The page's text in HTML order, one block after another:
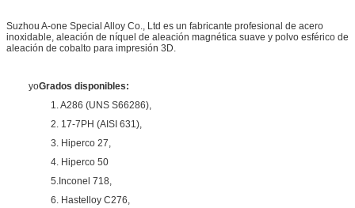
Suzhou A-one Special Alloy Co., Ltd es un fabricante profesional de acero
inoxidable, aleación de níquel de aleación magnética suave y polvo esférico de
aleación de cobalto para impresión 3D.
yoGrados disponibles:
1. A286 (UNS S66286),
2. 17-7PH (AISI 631),
3. Hiperco 27,
4. Hiperco 50
5.Inconel 718,
6. Hastelloy C276,